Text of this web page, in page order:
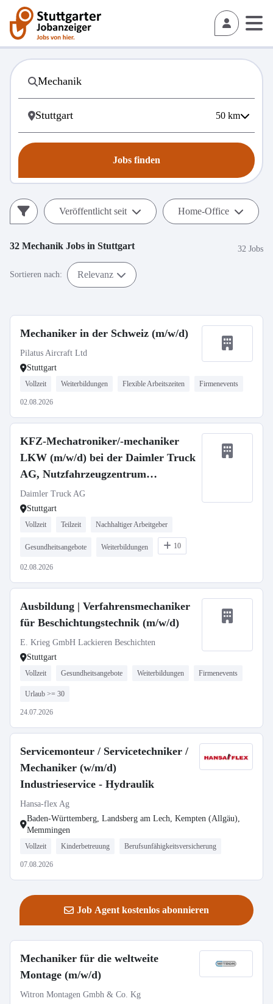
50 km
Jobs finden
Veröffentlicht seit Home-Office
32 Mechanik Jobs in Stuttgart 32 Jobs
Sortieren nach: Relevanz
Mechaniker in der Schweiz (m/w/d)
Pilatus Aircraft Ltd
Stuttgart
Vollzeit Weiterbildungen Flexible Arbeitszeiten Firmenevents
02.08.2026
KFZ-Mechatroniker/-mechaniker
LKW (m/w/d) bei der Daimler Truck
AG, Nutzfahrzeugzentrum
Mercedes-Benz Stuttgart
Daimler Truck AG
Stuttgart
Vollzeit Teilzeit Nachhaltiger Arbeitgeber
Gesundheitsangebote Weiterbildungen 10
02.08.2026
Ausbildung | Verfahrensmechaniker
für Beschichtungstechnik (m/w/d)
E. Krieg GmbH Lackieren Beschichten
Stuttgart
Vollzeit Gesundheitsangebote Weiterbildungen Firmenevents
Urlaub >= 30
24.07.2026
Servicemonteur / Servicetechniker /
Mechaniker (w/m/d)
Industrieservice - Hydraulik
Hansa-flex Ag
Baden-Württemberg, Landsberg am Lech, Kempten (Allgäu),
Memmingen
Vollzeit Kinderbetreuung Berufsunfähigkeitsversicherung
07.08.2026
Job Agent kostenlos abonnieren
Mechaniker für die weltweite
Montage (m/w/d)
Witron Montagen Gmbh & Co. Kg